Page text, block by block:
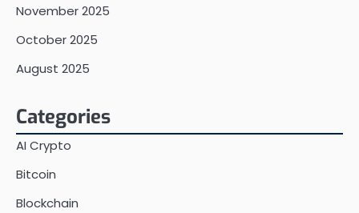
November 2025
October 2025
August 2025
Categories
AI Crypto
Bitcoin
Blockchain